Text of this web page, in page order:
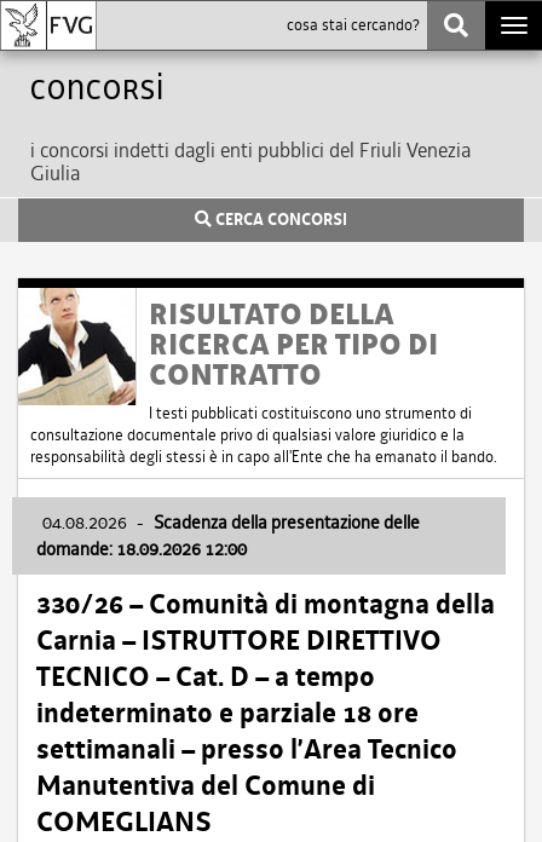
Concorsi
i concorsi indetti dagli enti pubblici del Friuli Venezia
Giulia
CERCA CONCORSI
RISULTATO DELLA
RICERCA PER TIPO DI
CONTRATTO
I testi pubblicati costituiscono uno strumento di
consultazione documentale privo di qualsiasi valore giuridico e la
responsabilità degli stessi è in capo all'Ente che ha emanato il bando.
04.08.2026 - Scadenza della presentazione delle
domande: 18.09.2026 12:00
330/26 – Comunità di montagna della
Carnia – ISTRUTTORE DIRETTIVO
TECNICO – Cat. D – a tempo
indeterminato e parziale 18 ore
settimanali – presso l’Area Tecnico
Manutentiva del Comune di
COMEGLIANS